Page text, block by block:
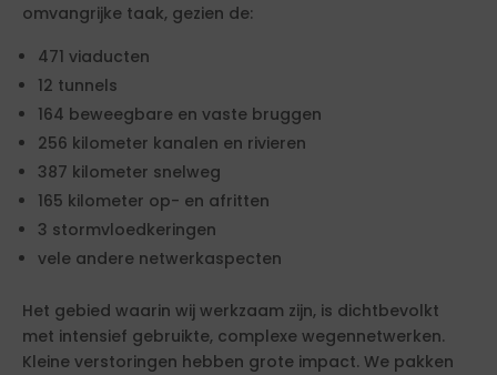
omvangrijke taak, gezien de:
471 viaducten
12 tunnels
164 beweegbare en vaste bruggen
256 kilometer kanalen en rivieren
387 kilometer snelweg
165 kilometer op- en afritten
3 stormvloedkeringen
vele andere netwerkaspecten
Het gebied waarin wij werkzaam zijn, is dichtbevolkt
met intensief gebruikte, complexe wegennetwerken.
Kleine verstoringen hebben grote impact. We pakken